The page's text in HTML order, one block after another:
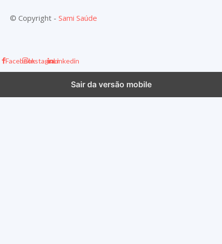
© Copyright - Sami Saúde
FacebookInstagramLinkedin
Sair da versão mobile